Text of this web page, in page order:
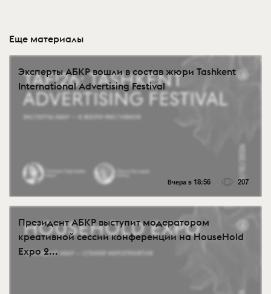
Еще материалы
Эксперты АБКР вошли в состав жюри Tashkent
International Advertising Festival
Вчера в 18:56 207
Президент АБКР выступит модератором
креативной сессии конференции на HouseHold
Expo 2...